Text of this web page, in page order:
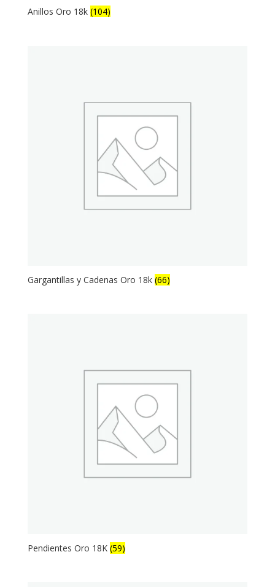
Anillos Oro 18k (104)
Gargantillas y Cadenas Oro 18k (66)
Pendientes Oro 18K (59)